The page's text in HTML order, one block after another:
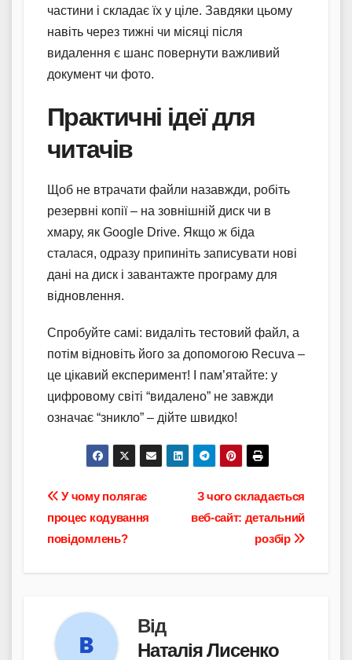
частини і складає їх у ціле. Завдяки цьому
навіть через тижні чи місяці після
видалення є шанс повернути важливий
документ чи фото.
Практичні ідеї для
читачів
Щоб не втрачати файли назавжди, робіть
резервні копії – на зовнішній диск чи в
хмару, як Google Drive. Якщо ж біда
сталася, одразу припиніть записувати нові
дані на диск і завантажте програму для
відновлення.
Спробуйте самі: видаліть тестовий файл, а
потім відновіть його за допомогою Recuva –
це цікавий експеримент! І пам’ятайте: у
цифровому світі “видалено” не завжди
означає “зникло” – дійте швидко!
Навігація
записів
З чого складається
веб-сайт: детальний
розбір
У чому полягає
процес кодування
повідомлень?
Від
Наталія Лисенко